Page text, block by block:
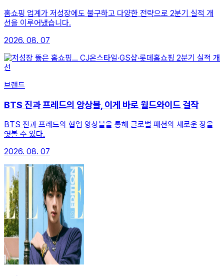
홈쇼핑 업계가 저성장에도 불구하고 다양한 전략으로 2분기 실적 개
선을 이루어냈습니다.
2026. 08. 07
브랜드
BTS 진과 프레드의 앙상블, 이게 바로 월드와이드 걸작
BTS 진과 프레드의 협업 앙상블을 통해 글로벌 패션의 새로운 장을
엿볼 수 있다.
2026. 08. 07